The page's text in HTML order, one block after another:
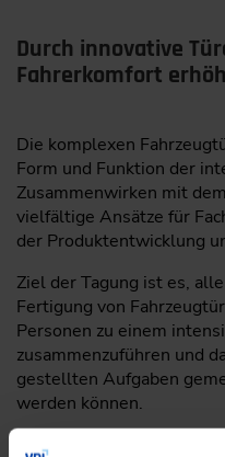
Durch innovative
Fahrerkomfort
Die komplexen
Form und Funktion der
Zusammenwirken mit
vielfältige Ansätze für
der Produktentwicklung
Ziel der Tagung ist es,
Fertigung von
Personen zu einem
zusammenzuführen und
gestellten Aufgaben
werden können.
Nutzen Sie die Tagung,